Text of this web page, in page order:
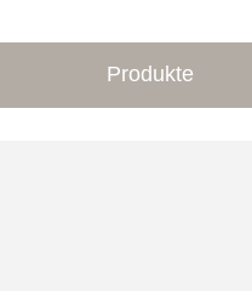
Produkte